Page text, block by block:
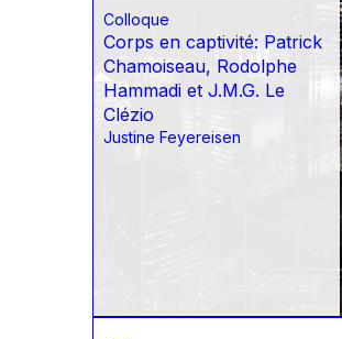
Colloque
Corps en captivité: Patrick
Chamoiseau, Rodolphe
Hammadi et J.M.G. Le
Clézio
Justine Feyereisen